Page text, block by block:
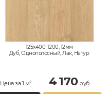
125x400-1200, 12мм
Дуб, Однополосный, Лак, Натур
Цена за 1 м² 4 170 руб.